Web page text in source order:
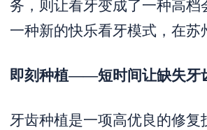
务，则让看牙变成了一种高档
一种新的快乐看牙模式，在苏
即刻种植——短时间让缺失牙
牙齿种植是一项高优良的修复